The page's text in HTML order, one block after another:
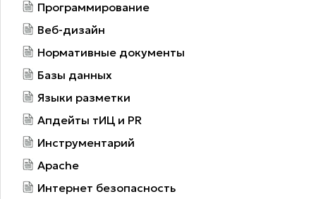
Программирование
Веб-дизайн
Нормативные документы
Базы данных
Языки разметки
Апдейты тИЦ и PR
Инструментарий
Apache
Интернет безопасность